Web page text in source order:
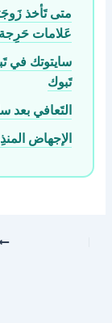
متى تَأخذ
عَلامات حَرِجة
سايتوتك في
تَبوك
التَعافي
الإجهاض